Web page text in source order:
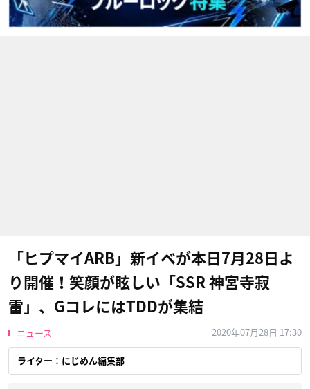
「ヒプマイARB」新イベが本日7月28日よ
り開催！笑顔が眩しい「SSR 神宮寺寂
雷」、GコレにはTDDが集結
ニュース 2020年07月28日 17:30
ライター：にじめん編集部